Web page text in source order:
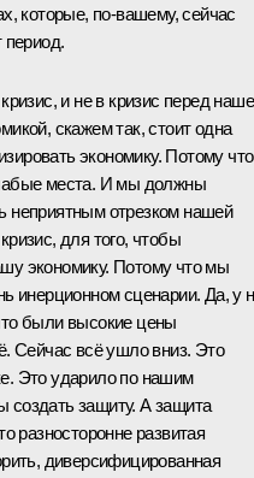
которые, по‑вашему, сейчас
период.
и не в кризис перед
скажем так, стоит одна
экономику. Потому что
места. И мы должны
неприятным отрезком нашей
для того, чтобы
экономику. Потому что мы
инерционном сценарии. Да, у
были высокие цены
Сейчас всё ушло вниз. Это
Это ударило по нашим
защиту. А защита
разносторонне развитая
диверсифицированная